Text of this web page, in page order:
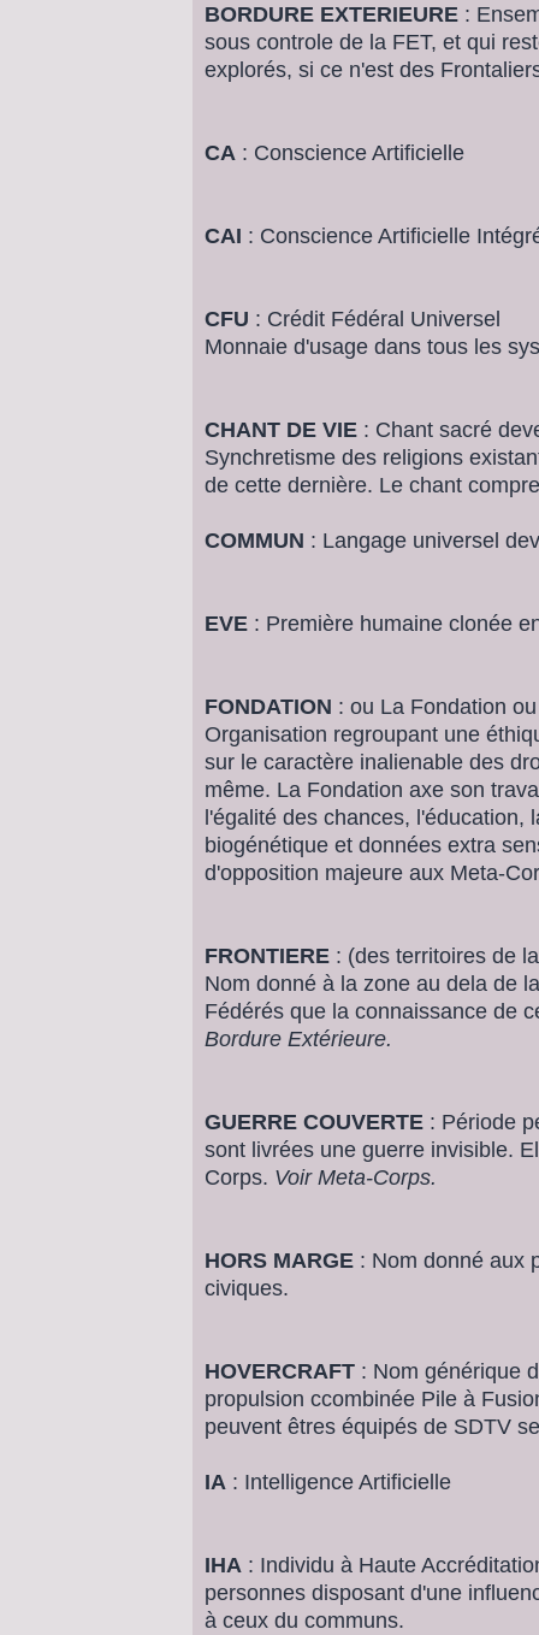
BORDURE EXTERIEURE :
sous controle de la FET, et qui
explorés, si ce n'est des
CA : Conscience Artificielle
CAI : Conscience Artificielle
CFU : Crédit Fédéral Universel
Monnaie d'usage dans tous les
CHANT DE VIE : Chant sacré
Synchretisme des religions
de cette dernière. Le chant
COMMUN : Langage universel
EVE : Première humaine clonée
FONDATION : ou La Fondation
Organisation regroupant une
sur le caractère inalienable des
même. La Fondation axe son
l'égalité des chances, l'éducation,
biogénétique et données extra
d'opposition majeure aux Meta-
FRONTIERE : (des territoires de
Nom donné à la zone au dela de
Fédérés que la connaissance de
Bordure Extérieure.
GUERRE COUVERTE : Période
sont livrées une guerre invisible.
Corps. Voir Meta-Corps.
HORS MARGE : Nom donné aux
civiques.
HOVERCRAFT : Nom générique
propulsion ccombinée Pile à
peuvent êtres équipés de SDTV
IA : Intelligence Artificielle
IHA : Individu à Haute
personnes disposant d'une
à ceux du communs.